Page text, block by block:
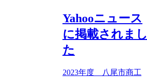
Yahooニュース
に掲載されまし
た
2023年度 八尾市商工